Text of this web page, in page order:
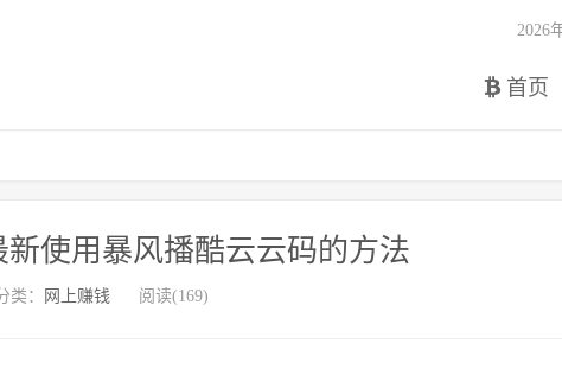
首页
2026
使用暴风播酷云云码的方法
类： 网上赚钱 阅读(169)